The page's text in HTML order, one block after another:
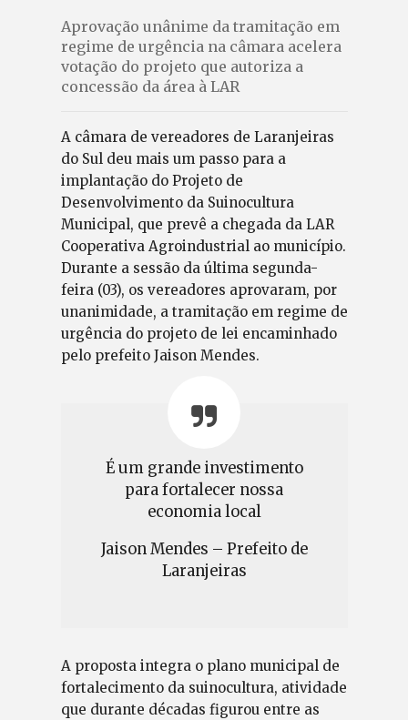
Aprovação unânime da tramitação em
regime de urgência na câmara acelera
votação do projeto que autoriza a
concessão da área à LAR
A câmara de vereadores de Laranjeiras
do Sul deu mais um passo para a
implantação do Projeto de
Desenvolvimento da Suinocultura
Municipal, que prevê a chegada da LAR
Cooperativa Agroindustrial ao município.
Durante a sessão da última segunda-
feira (03), os vereadores aprovaram, por
unanimidade, a tramitação em regime de
urgência do projeto de lei encaminhado
pelo prefeito Jaison Mendes.
É um grande investimento
para fortalecer nossa
economia local
Jaison Mendes – Prefeito de
Laranjeiras
A proposta integra o plano municipal de
fortalecimento da suinocultura, atividade
que durante décadas figurou entre as